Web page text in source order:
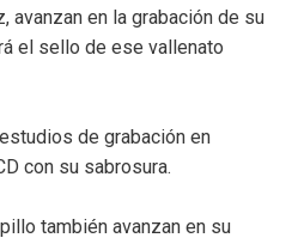
avanzan en la grabación de su
el sello de ese vallenato
de grabación en
con su sabrosura.
también avanzan en su